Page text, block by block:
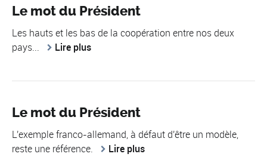
Le mot du Président
Les hauts et les bas de la coopération entre nos deux
pays...
Lire plus
Le mot du Président
L'exemple franco-allemand, à défaut d'être un modèle,
reste une référence.
Lire plus